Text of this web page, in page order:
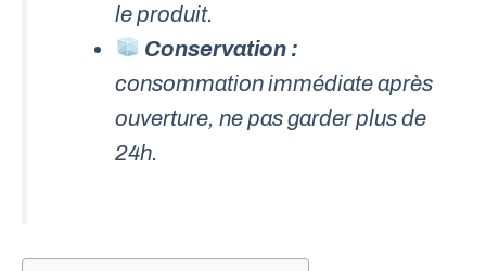
le produit.
Conservation :
consommation immédiate après
ouverture, ne pas garder plus de
24h.